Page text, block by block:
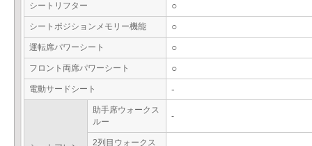
シートリフター ○
シートポジションメモリー機能 ○
運転席パワーシート ○
フロント両席パワーシート ○
電動サードシート -
助手席ウォークス
ルー
-
2列目ウォークス